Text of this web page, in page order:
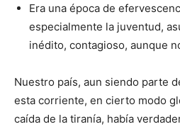
Era una época de
especialmente la juventud,
inédito, contagioso, aunque
Nuestro país, aun siendo parte
esta ­corriente, en cierto modo
caída de la tiranía, había